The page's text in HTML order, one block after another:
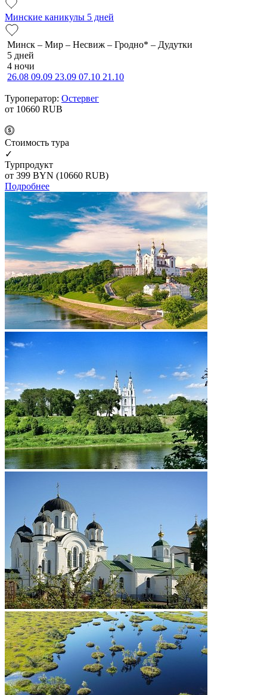
Минские каникулы 5 дней
Минск – Мир – Несвиж – Гродно* – Дудутки
5 дней
4 ночи
26.08 09.09 23.09 07.10 21.10
Туроператор: Остервег
от 10660 RUB
Cтоимость тура
✓
Турпродукт
от 399 BYN (10660 RUB)
Подробнее